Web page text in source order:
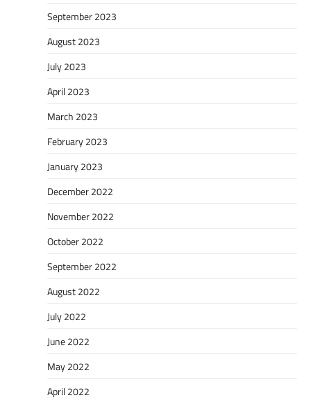
September 2023
August 2023
July 2023
April 2023
March 2023
February 2023
January 2023
December 2022
November 2022
October 2022
September 2022
August 2022
July 2022
June 2022
May 2022
April 2022